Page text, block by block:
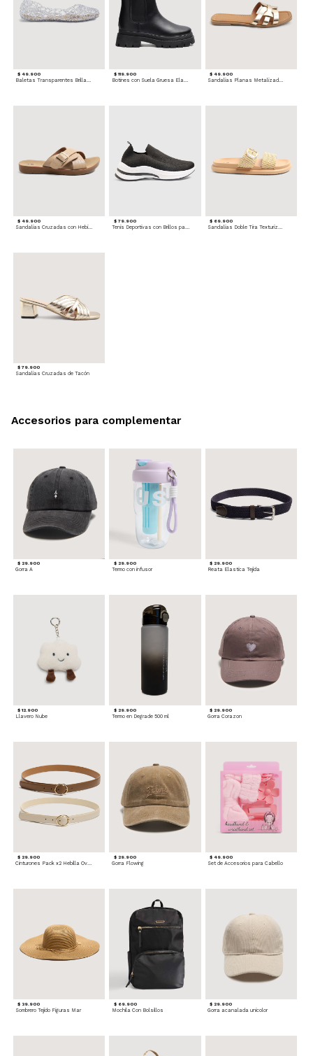
$ 49.900
Baletas Transparentes Brillantes
$ 119.900
Botines con Suela Gruesa Elastizada
$ 49.900
Sandalias Planas Metalizadas
$ 49.900
Sandalias Cruzadas con Hebilla
$ 79.900 $ 69.900
$ 79.900
Sandalias Cruzadas de Tacón
$ 29.900
Gorra A
$ 29.900
Termo con infusor
$ 29.900
Reata Elastica Tejida
$ 12.900
Llavero Nube
$ 29.900
Termo en Degrade 500 ml
$ 29.900
Gorra Corazon
$ 29.900
Cinturones Pack x2 Hebilla Ovalada
$ 29.900
Gorra Flowing
$ 49.900
Set de Accesorios para Cabello
$ 39.900
Sombrero Tejido Figuras Mar
$ 69.900
Mochila Con Bolsillos
$ 29.900
Gorra acanalada unicolor
Accesorios para complementar